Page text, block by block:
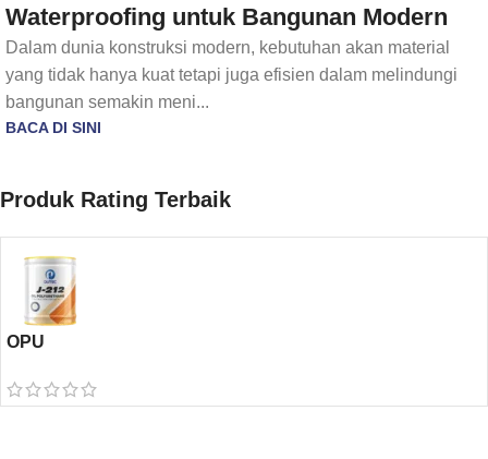
Waterproofing untuk Bangunan Modern
Dalam dunia konstruksi modern, kebutuhan akan material
yang tidak hanya kuat tetapi juga efisien dalam melindungi
bangunan semakin meni...
BACA DI SINI
Produk Rating Terbaik
OPU